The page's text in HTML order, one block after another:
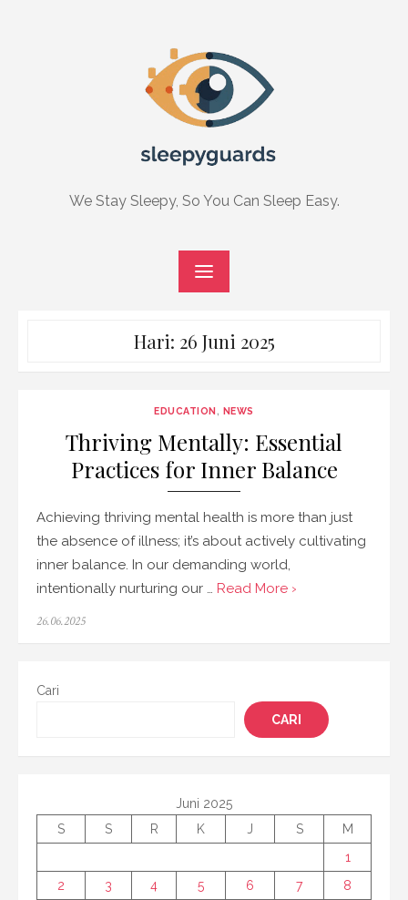
We Stay Sleepy, So You Can Sleep Easy.
Hari: 26 Juni 2025
EDUCATION , NEWS
Thriving Mentally: Essential
Practices for Inner Balance
Achieving thriving mental health is more than just
the absence of illness; it’s about actively cultivating
inner balance. In our demanding world,
intentionally nurturing our … Read More ›
Posted
26.06.2025
Cari
CARI
Juni 2025
S
S R K J S
M
1
2
3 4 5 6 7
8